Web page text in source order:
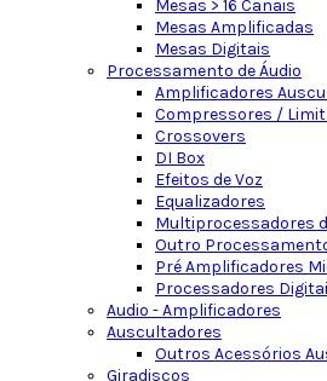
Mesas > 16 Canais
Mesas Amplificadas
Mesas Digitais
Processamento de Áudio
Amplificadores
Compressores /
Crossovers
DI Box
Efeitos de Voz
Equalizadores
Multiprocessadores
Outro
Pré Amplificadores
Processadores
Audio - Amplificadores
Auscultadores
Outros Acessórios
Giradiscos